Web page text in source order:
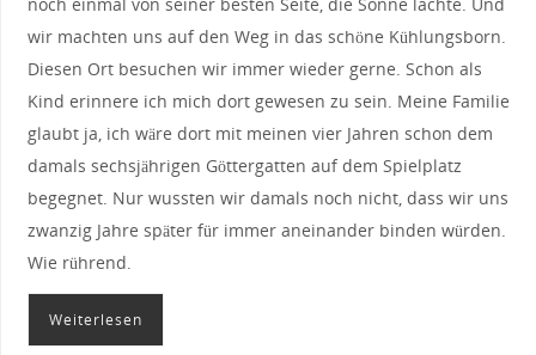
noch einmal von seiner besten Seite, die Sonne lachte. Und
wir machten uns auf den Weg in das schöne Kühlungsborn.
Diesen Ort besuchen wir immer wieder gerne. Schon als
Kind erinnere ich mich dort gewesen zu sein. Meine Familie
glaubt ja, ich wäre dort mit meinen vier Jahren schon dem
damals sechsjährigen Göttergatten auf dem Spielplatz
begegnet. Nur wussten wir damals noch nicht, dass wir uns
zwanzig Jahre später für immer aneinander binden würden.
Wie rührend.
Weiterlesen